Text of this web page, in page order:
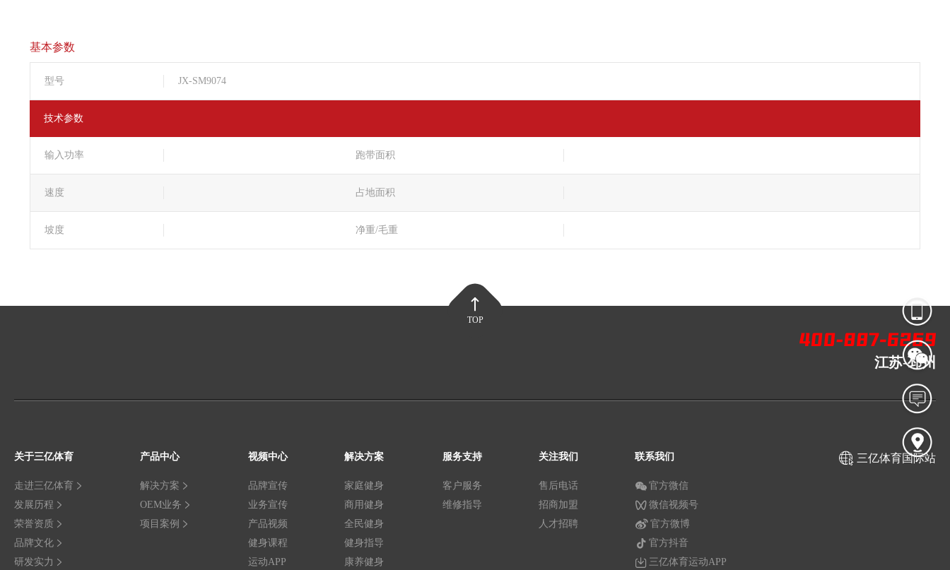
基本参数
型号 JX-SM9074
技术参数
输入功率 跑带面积
速度 占地面积
坡度 净重/毛重
TOP
江苏-邳州
关于三亿体育
走进三亿体育
发展历程
荣誉资质
品牌文化
研发实力
产品中心
解决方案
OEM业务
项目案例
视频中心
品牌宣传
业务宣传
产品视频
健身课程
运动APP
解决方案
家庭健身
商用健身
全民健身
健身指导
康养健身
服务支持
客户服务
维修指导
关注我们
售后电话
招商加盟
人才招聘
联系我们
官方微信
微信视频号
官方微博
官方抖音
三亿体育运动APP
三亿体育国际站